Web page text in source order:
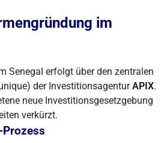
im
Senegal erfolgt über den zentralen
der InvestitionsagenturAPIX.
neue Investitionsgesetzgebung
verkürzt.